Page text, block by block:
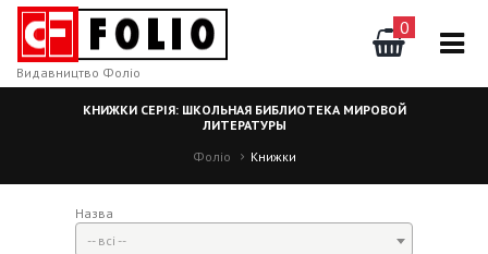
0
Видавництво Фоліо
КНИЖКИ СЕРІЯ: ШКОЛЬНАЯ БИБЛИОТЕКА МИРОВОЙ
ЛИТЕРАТУРЫ
Фоліо
Книжки
Назва
-- всі --